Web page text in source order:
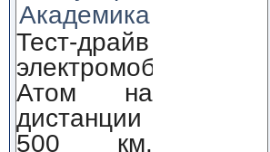
Академика
Тест-драйв
электромобиля
Атом на
дистанции
500 км.